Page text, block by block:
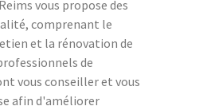
vous propose des
comprenant le
et la rénovation de
de
vous conseiller et vous
afin d'améliorer